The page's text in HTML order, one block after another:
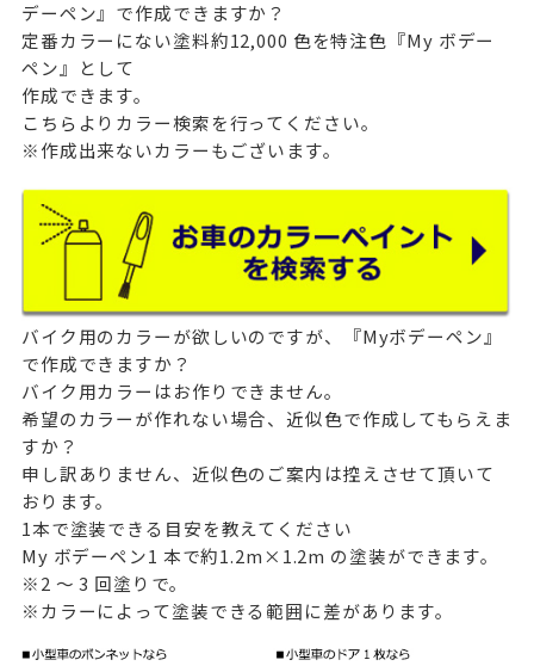
デーペン』で作成できますか？
定番カラーにない塗料約12,000 色を特注色『My ボデー
ペン』として
作成できます。
こちら よりカラー検索を行ってください。
※作成出来ないカラーもございます。
バイク用のカラーが欲しいのですが、『Myボデーペン』
で作成できますか？
バイク用カラーはお作りできません。
希望のカラーが作れない場合、近似色で作成してもらえま
すか？
申し訳ありません、近似色のご案内は控えさせて頂いて
おります。
1本で塗装できる目安を教えてください
My ボデーペン1 本で約1.2m×1.2m の塗装ができます。
※2 ～ 3 回塗りで。
※カラーによって塗装できる範囲に差があります。